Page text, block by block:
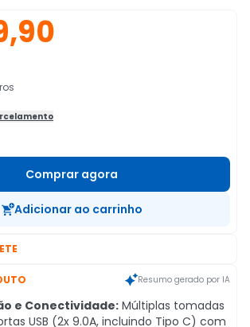
Comprar agora
Adicionar ao carrinho
Resumo gerado por IA
e Conectividade: Múltiplas tomadas
USB (2x 9.0A, incluindo Tipo C) com